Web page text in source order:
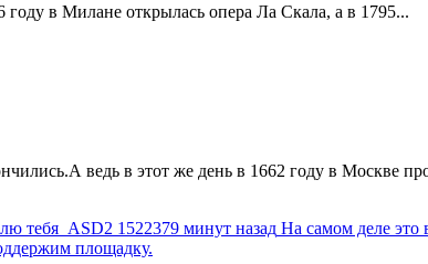
в Милане открылась опера Ла Скала, а в 1795...
ведь в этот же день в 1662 году в Москве
тебя ASD2 1522379 минут назад На самом деле
площадку.